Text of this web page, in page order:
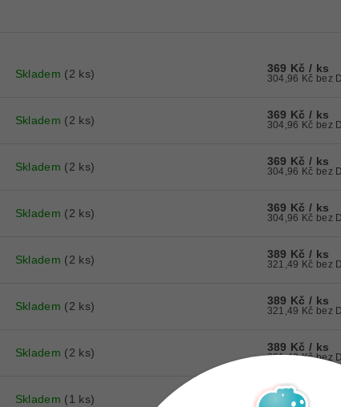
Skladem (2 ks) 369 Kč/ ks
304,96 Kč
Skladem (2 ks) 369 Kč/ ks
304,96 Kč
Skladem (2 ks) 369 Kč/ ks
304,96 Kč
Skladem (2 ks) 369 Kč/ ks
304,96 Kč
Skladem (2 ks) 389 Kč/ ks
321,49 Kč
Skladem (2 ks) 389 Kč/ ks
321,49 Kč
Skladem (2 ks) 389 Kč/ ks
321,49 Kč
Skladem (1 ks) 389 Kč